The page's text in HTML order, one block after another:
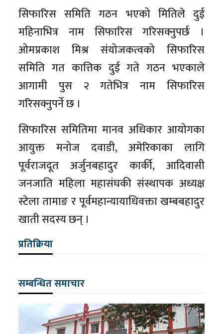
सिफारिस समिति गठन भएको मितिले दुई
महिनाभित्र नाम सिफारिस गरिसक्नुपर्छ ।
ओमप्रकाश मिश्र संयोजकत्वको सिफारिस
समिति गत कात्तिक दुई गते गठन भएकाले
आगामी पुस २ गतेभित्र नाम सिफारिस
गरिसक्नुपर्ने छ ।
सिफारिस समितिमा मानव अधिकार आयोगका
आयुक्त मनोज दवाडी, अमेरिकाका लागि
पूर्वराजदूत अर्जुनबहादुर कार्की, आदिवासी
जनजाति महिला महासंघकी संस्थापक अध्यक्ष
स्टेला तामाङ र पूर्वमहान्यायाधिवक्ता खम्बबहादुर
खाती सदस्य छन् ।
प्रतिक्रिया
सम्बन्धित समाचार